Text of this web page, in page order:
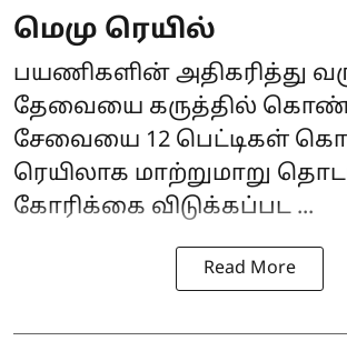
மெமு ரெயில்
பயணிகளின் அதிகரித்து
தேவையை கருத்தில்
சேவையை 12 பெட்டிகள்
ரெயிலாக மாற்றுமாறு
கோரிக்கை விடுக்கப்பட ...
Read More